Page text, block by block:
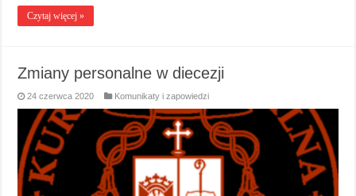
Czytaj więcej »
Zmiany personalne w diecezji
24 czerwca 2020 Komunikaty i zapowiedzi